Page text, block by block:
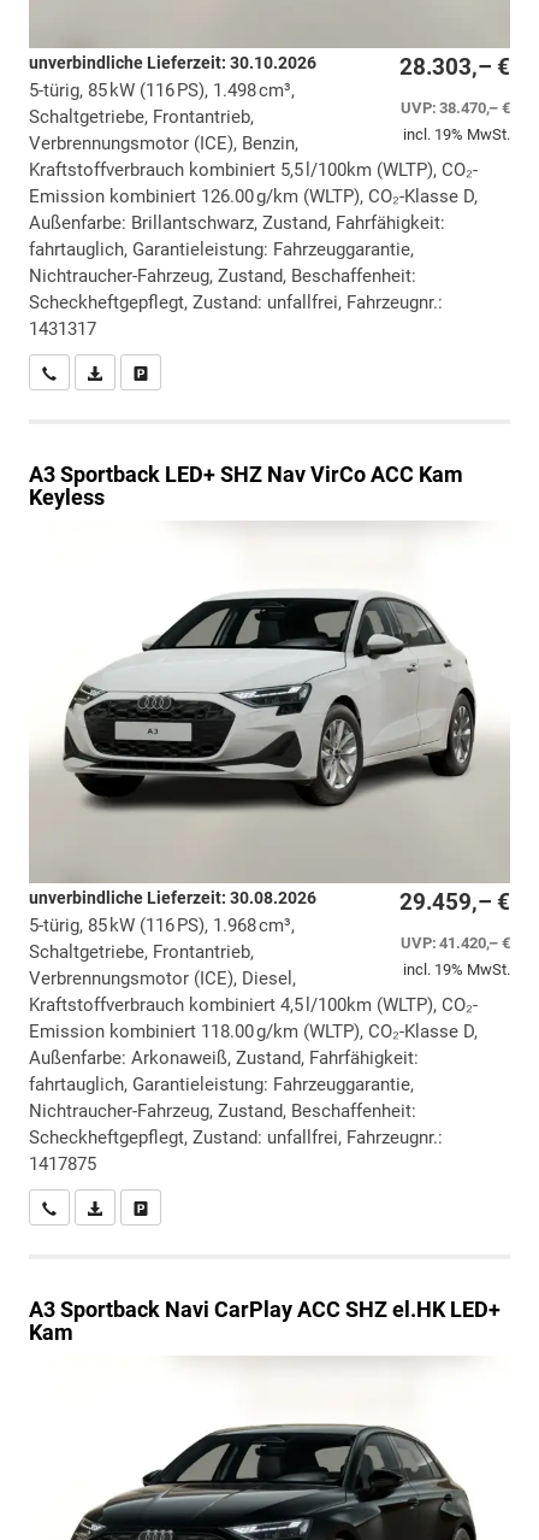
28.303,– €
UVP:38.470,– €
incl. 19% MwSt.
unverbindliche Lieferzeit: 30.10.2026
5-türig, 85 kW (116 PS), 1.498 cm³,
Schaltgetriebe, Frontantrieb,
Verbrennungsmotor (ICE), Benzin,
Kraftstoffverbrauch kombiniert 5,5 l/100km (WLTP), CO₂-
Emission kombiniert 126.00 g/km (WLTP), CO₂-Klasse D,
Außenfarbe: Brillantschwarz, Zustand, Fahrfähigkeit:
fahrtauglich, Garantieleistung: Fahrzeuggarantie,
Nichtraucher-Fahrzeug, Zustand, Beschaffenheit:
Scheckheftgepflegt, Zustand: unfallfrei, Fahrzeugnr.:
1431317
Wir rufen Sie anPDF-Datei, Fahrzeugexposé drucken
A3 Sportback LED+ SHZ Nav VirCo ACC Kam
Keyless
29.459,– €
UVP:41.420,– €
incl. 19% MwSt.
unverbindliche Lieferzeit: 30.08.2026
5-türig, 85 kW (116 PS), 1.968 cm³,
Schaltgetriebe, Frontantrieb,
Verbrennungsmotor (ICE), Diesel,
Kraftstoffverbrauch kombiniert 4,5 l/100km (WLTP), CO₂-
Emission kombiniert 118.00 g/km (WLTP), CO₂-Klasse D,
Außenfarbe: Arkonaweiß, Zustand, Fahrfähigkeit:
fahrtauglich, Garantieleistung: Fahrzeuggarantie,
Nichtraucher-Fahrzeug, Zustand, Beschaffenheit:
Scheckheftgepflegt, Zustand: unfallfrei, Fahrzeugnr.:
1417875
Wir rufen Sie anPDF-Datei, Fahrzeugexposé drucken
A3 Sportback Navi CarPlay ACC SHZ el.HK LED+
Kam